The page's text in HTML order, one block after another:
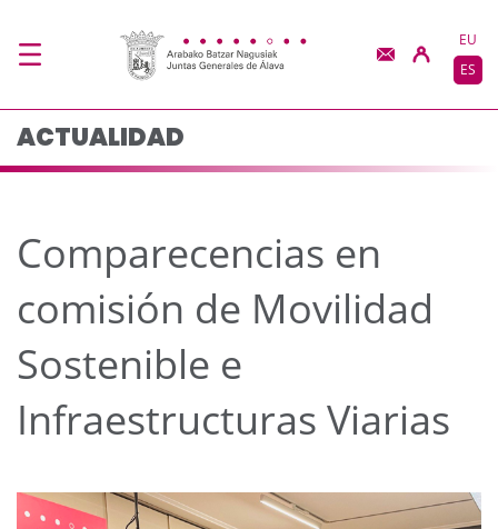
Comparecencias en
EU
ES
ACTUALIDAD
Comparecencias en
comisión de Movilidad
Sostenible e
Infraestructuras Viarias